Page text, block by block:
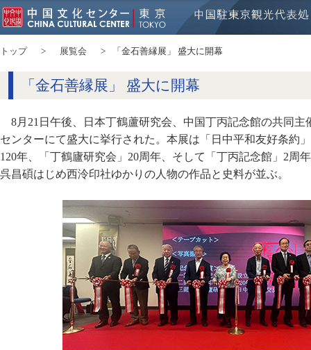
トップ 展覧会 「金石善縁展」 盛大に開幕
「金石善縁展」 盛大に開幕
8月21日午後、日本丁鶴蘆研究会、中国丁丙記念館の共同
センターにて盛大に挙行された。本展は「日中平和友好条約
120年、「丁鶴廬研究会」20周年、そして「丁丙記念館」2周
呉昌碩はじめ西泠印社ゆかりの人物の作品と史料が並ぶ。